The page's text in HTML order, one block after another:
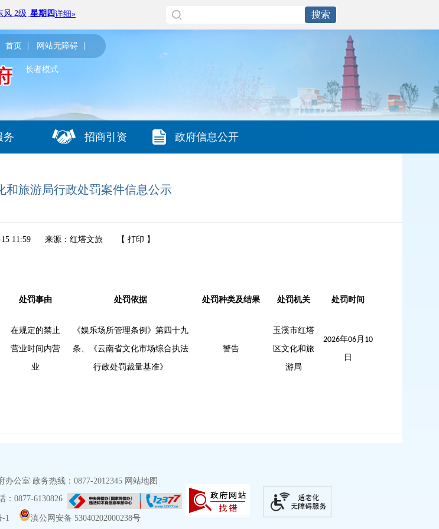
首页 网站无障碍
长者模式
务 招商引资 政府信息公开
和旅游局行政处罚案件信息公示
11:59 来源：红塔文旅 【 打印 】
处罚事由 处罚依据 处罚种类及结果 处罚机关 处罚时间
在规定的禁止
营业时间内营
业
《娱乐场所管理条例》第四十九
条、《云南省文化市场综合执法
行政处罚裁量基准》
警告
玉溪市红塔
区文化和旅
游局
2026年06月 10
日
公室 政务热线：0877-2012345 网站地图
0877-6130826
-1 滇公网安备 53040202000238号